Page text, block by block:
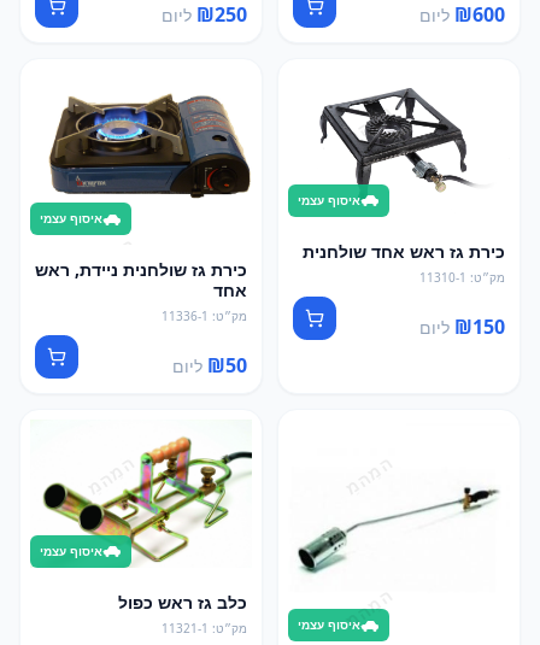
₪600 ליום ₪250 ליום
איסוף עצמי
כירת גז ראש אחד שולחנית
מק״ט:
11310-1
₪150 ליום
איסוף עצמי
כירת גז שולחנית ניידת, ראש
אחד
מק״ט:
11336-1
₪50 ליום
איסוף עצמי
איסוף עצמי
כלב גז ראש כפול
מק״ט:
11321-1